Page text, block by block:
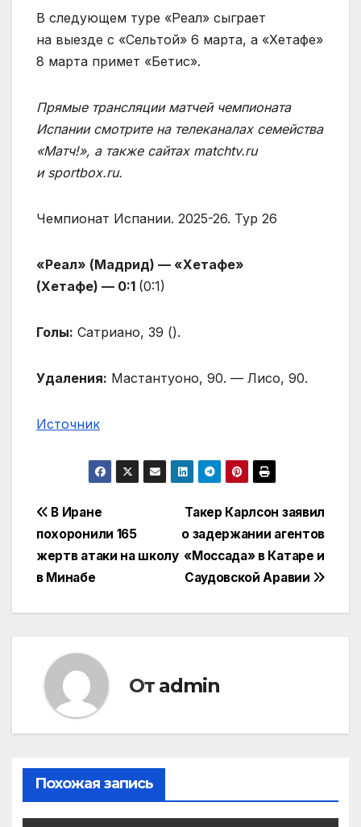
В следующем туре «Реал» сыграет
на выезде с «Сельтой» 6 марта, а «Хетафе»
8 марта примет «Бетис».
Прямые трансляции матчей чемпионата
Испании смотрите на телеканалах семейства
«Матч!», а также сайтах matchtv.ru
и sportbox.ru.
Чемпионат Испании. 2025-26. Тур 26
«Реал» (Мадрид) — «Хетафе»
(Хетафе) — 0:1 (0:1)
Голы: Сатриано, 39 ().
Удаления: Мастантуоно, 90. — Лисо, 90.
Источник
Навигация
по
записям
Такер Карлсон заявил
о задержании агентов
«Моссада» в Катаре и
Саудовской Аравии
В Иране
похоронили 165
жертв атаки на школу
в Минабе
От admin
Похожая запись